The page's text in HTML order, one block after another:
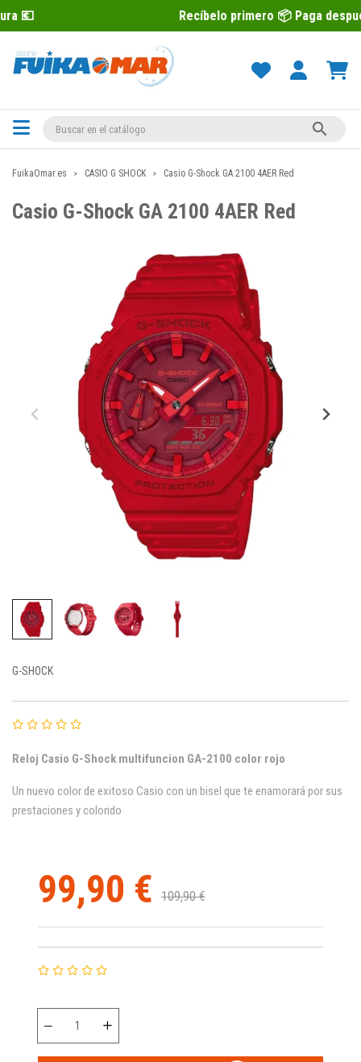
Recíbelo primero 📦 Paga después con

FuikaOmar.es CASIO G SHOCK Casio G-Shock GA 2100 4AER Red
Casio G-Shock GA 2100 4AER Red
G-SHOCK
Reloj Casio G-Shock multifuncion GA-2100 color rojo
Un nuevo color de exitoso Casio con un bisel que te enamorará por sus
prestaciones y colorido
99,90 € 109,90 €